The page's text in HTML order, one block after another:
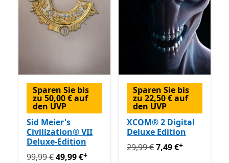
Sparen Sie bis
zu 50,00 € auf
den UVP
Sid Meier's
Civilization® VII
Deluxe-Edition
Ursprünglich 99,99 € jetzt 49,99 €
99,99 €49,99 €+
Sparen Sie bis
zu 22,50 € auf
den UVP
XCOM® 2 Digital
Deluxe Edition
Ursprünglich 29,99 € jetzt
29,99 €7,49 €+